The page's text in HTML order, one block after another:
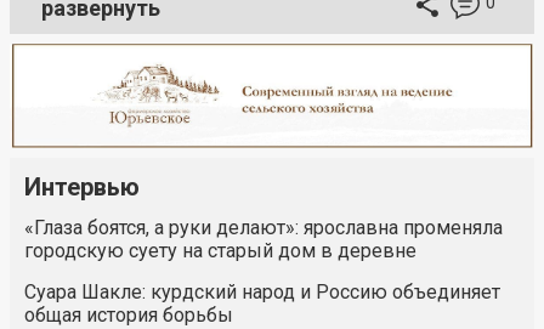
развернуть
Интервью
«Глаза боятся, а руки делают»: ярославна променяла
городскую суету на старый дом в деревне
Суара Шакле: курдский народ и Россию объединяет
общая история борьбы